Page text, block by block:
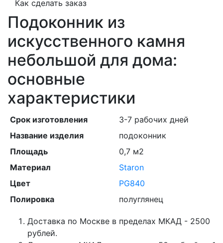
Как сделать заказ
Подоконник из
искусственного камня
небольшой для дома:
основные
характеристики
Срок изготовления
3-7 рабочих дней
Название изделия
подоконник
Площадь
0,7 м2
Материал
Staron
Цвет
PG840
Полировка
полуглянец
Доставка по Москве в пределах МКАД - 2500
рублей.